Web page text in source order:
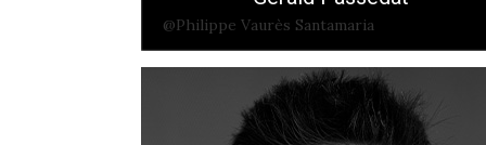
@Philippe Vaurès Santamaria